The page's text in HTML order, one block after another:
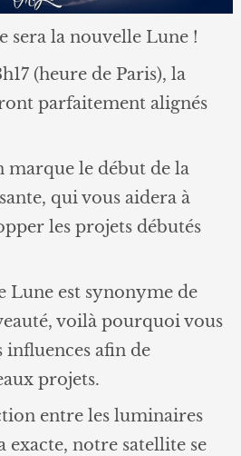
sera la nouvelle Lune !
(heure de Paris), la
parfaitement alignés
marque le début de la
qui vous aidera à
les projets débutés
Lune est synonyme de
voilà pourquoi vous
afin de
projets.
entre les luminaires
exacte, notre satellite se